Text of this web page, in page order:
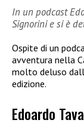
In un podcast
Signorini e si è
Ospite di un
avventura nella
molto deluso
edizione.
Edoardo